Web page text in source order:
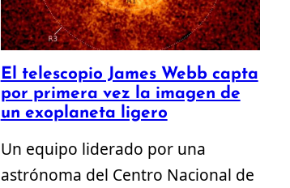
El telescopio James Webb capta
por primera vez la imagen de
un exoplaneta ligero
Un equipo liderado por una
astrónoma del Centro Nacional de